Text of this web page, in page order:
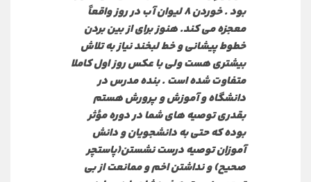
بود . خوردن 8 لیوان آب در روز واقعاً
معجزه می کند. هنوز برای از بین بردن
خطوط پیشانی و خط لبخند نیاز به تلاش
بیشتری هست ولی با عکس روز اول کاملا
متفاوت شده است . بنده مدرس در
دانشگاه و آموزش و پرورش هستم
بقدری توصیه های شما در دوره مؤثر
بوده که حتی به دانشجویان و دانش
آموزان توصیه درست نشستن(پاستچر
صحیح) و نداشتن اخم و ممانعت از بی